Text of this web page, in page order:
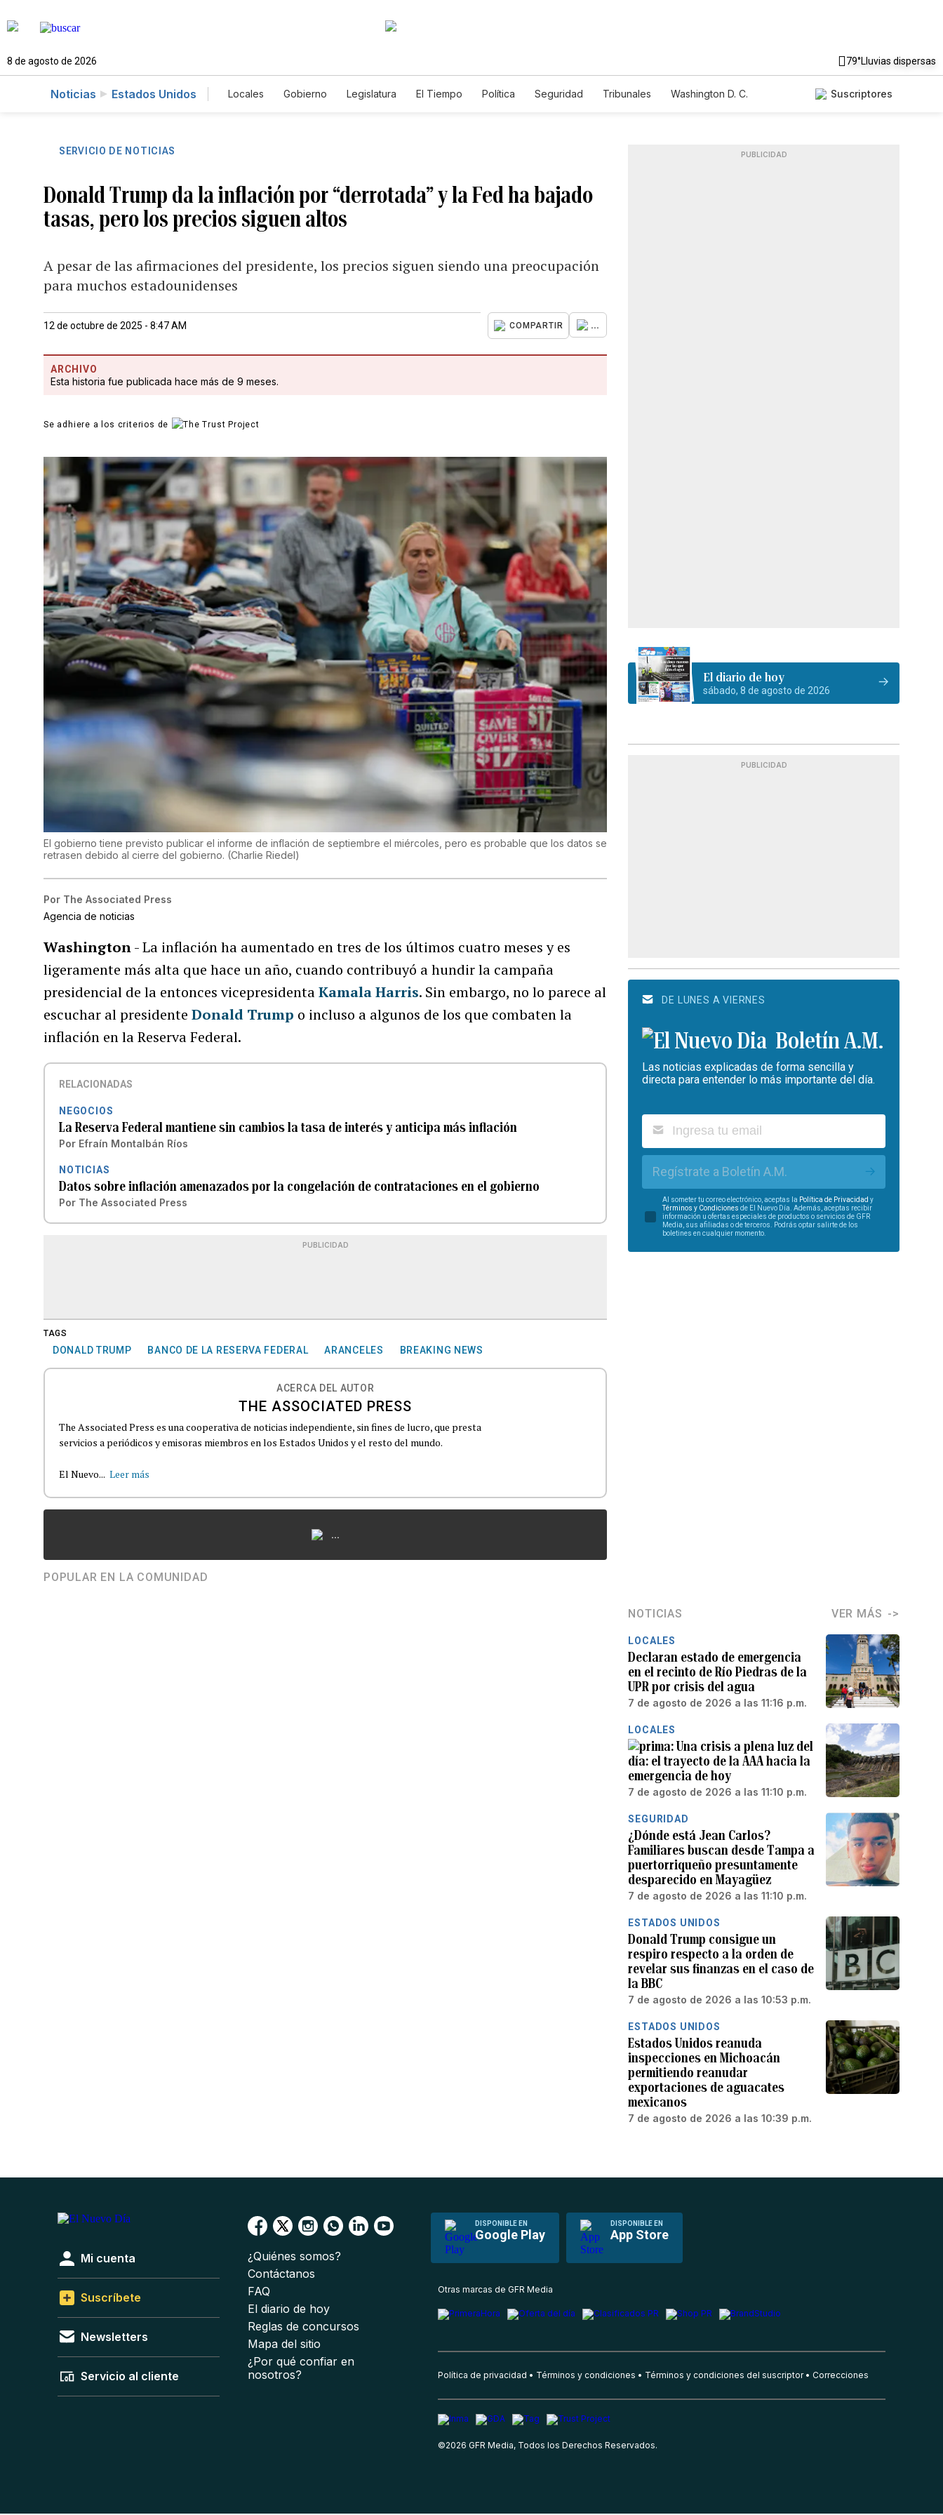
8 de agosto de 2026 79°Lluvias dispersas
Noticias Estados Unidos Locales Gobierno Legislatura El Tiempo Política Seguridad Tribunales
Washington D. C.
Suscriptores
SERVICIO DE NOTICIAS
Donald Trump da la inflación por “derrotada” y la Fed ha bajado
tasas, pero los precios siguen altos
A pesar de las afirmaciones del presidente, los precios siguen siendo una preocupación
para muchos estadounidenses
12 de octubre de 2025 - 8:47 AM COMPARTIR ...
ARCHIVO
Esta historia fue publicada hace más de 9 meses.
Se adhiere a los criterios de
El gobierno tiene previsto publicar el informe de inflación de septiembre el miércoles, pero es probable que los datos se
retrasen debido al cierre del gobierno. (Charlie Riedel)
Por The Associated Press
Agencia de noticias
Washington- La inflación ha aumentado en tres de los últimos cuatro meses y es
ligeramente más alta que hace un año, cuando contribuyó a hundir la campaña
presidencial de la entonces vicepresidentaKamala Harris. Sin embargo, no lo parece al
escuchar al presidenteDonald Trump o incluso a algunos de los que combaten la
inflación en la Reserva Federal.
RELACIONADAS
NEGOCIOS
La Reserva Federal mantiene sin cambios la tasa de interés y anticipa más inflación
Por Efraín Montalbán Ríos
NOTICIAS
Datos sobre inflación amenazados por la congelación de contrataciones en el gobierno
Por The Associated Press
PUBLICIDAD
TAGS
DONALD TRUMP BANCO DE LA RESERVA FEDERAL ARANCELES BREAKING NEWS
ACERCA DEL AUTOR
THE ASSOCIATED PRESS
The Associated Press es una cooperativa de noticias independiente, sin fines de lucro, que presta
servicios a periódicos y emisoras miembros en los Estados Unidos y el resto del mundo.
El Nuevo... Leer más
...
POPULAR EN LA COMUNIDAD
PUBLICIDAD
El diario de hoy
sábado, 8 de agosto de 2026
PUBLICIDAD
DE LUNES A VIERNES
Boletín A.M.
Las noticias explicadas de forma sencilla y
directa para entender lo más importante del día.
Regístrate a Boletín A.M.
Al someter tu correo electrónico, aceptas la Política de Privacidad y
Términos y Condiciones de El Nuevo Día. Además, aceptas recibir
información u ofertas especiales de productos o servicios de GFR
Media, sus afiliadas o de terceros. Podrás optar salirte de los
boletines en cualquier momento.
NOTICIAS VER MÁS
LOCALES
Declaran estado de emergencia
en el recinto de Río Piedras de la
UPR por crisis del agua
7 de agosto de 2026 a las 11:16 p.m.
LOCALES
Una crisis a plena luz del
día: el trayecto de la AAA hacia la
emergencia de hoy
7 de agosto de 2026 a las 11:10 p.m.
SEGURIDAD
¿Dónde está Jean Carlos?
Familiares buscan desde Tampa a
puertorriqueño presuntamente
desparecido en Mayagüez
7 de agosto de 2026 a las 11:10 p.m.
ESTADOS UNIDOS
Donald Trump consigue un
respiro respecto a la orden de
revelar sus finanzas en el caso de
la BBC
7 de agosto de 2026 a las 10:53 p.m.
ESTADOS UNIDOS
Estados Unidos reanuda
inspecciones en Michoacán
permitiendo reanudar
exportaciones de aguacates
mexicanos
7 de agosto de 2026 a las 10:39 p.m.
DISPONIBLE EN
Google Play
DISPONIBLE EN
App Store
Mi cuenta
Suscríbete
Newsletters
Servicio al cliente
¿Quiénes somos?
Contáctanos
FAQ
El diario de hoy
Reglas de concursos
Mapa del sitio
¿Por qué confiar en
nosotros?
Otras marcas de GFR Media
Política de privacidad Términos y condiciones Términos y condiciones del suscriptor Correcciones
©2026 GFR Media, Todos los Derechos Reservados.